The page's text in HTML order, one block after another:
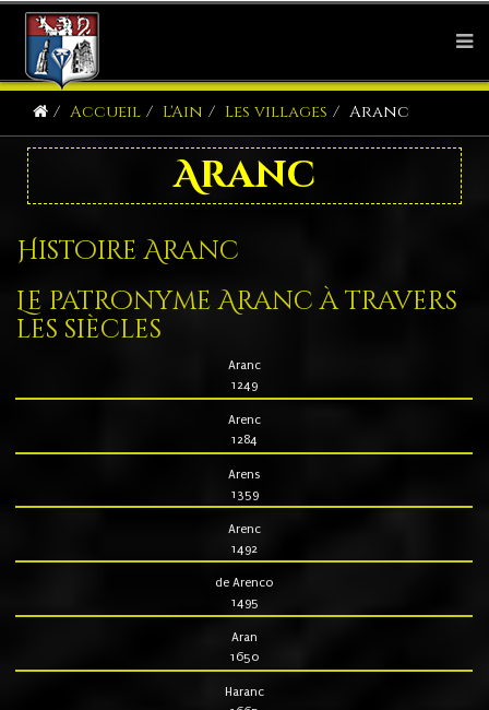
Accueil L'Ain Les villages Aranc
Aranc
Histoire Aranc
Le patronyme Aranc à travers
les siècles
Aranc
1249
Arenc
1284
Arens
1359
Arenc
1492
de Arenco
1495
Aran
1650
Haranc